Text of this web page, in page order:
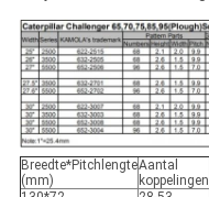
Breedte*Pitchlengte
(mm)
Aantal
koppelingen